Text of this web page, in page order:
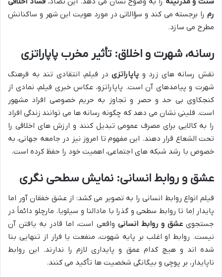
رم را برجسته می کند و سؤالاتی در مورد هویت این شهر و ساکنانش
مطرح می سازد.
رسانه، شهرت و اخلاق: تأثیر مخرب پاپاراتزی
نقش رسانه های زرد و پاپاراتزیدر فیلم، انتقادی تند به فرهنگ
شهرت و پیامدهای آن است. پاپاراتزو، عکاس خبری فیلم، نمادی از
کنجکاوی بی حد و حصر و تجاوز به حریم خصوصی افراد مشهور
است. فلینی نشان می دهد که چگونه رسانه ها می توانند زندگی افراد
را به کالایی برای مصرف عمومی تبدیل کنند و ارزش های اخلاقی را
تحت الشعاع قرار دهند. این مفهوم تا امروز نیز در جامعه جهانی، به
خصوص با رشد شبکه های اجتماعی، اهمیت خود را حفظ کرده است.
عشق و روابط انسانی: نمایش سطحی نگری
فیلم انواع روابط انسانی را به تصویر می کشد: از عشق خفقان آور اما
پایدار اِما تا روابط سطحی و گذرا با مادالنا و سیلویا. مارچلو دائماً در
جستجویعشق و روابط انسانی واقعی است، اما قادر به یافتن آن
نیست. روابط او اغلب بر پایه شهوت، منفعت یا فرار از تنهایی بنا
شده اند و هیچ کدام عمق و پایداری لازم را ندارند. این روابط
ناپایدار، بر پوچی و بیگانگی شخصیت ها تأکید می کنند.